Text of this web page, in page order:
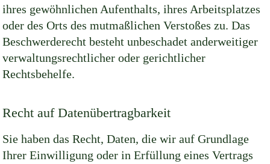
ihres gewöhnlichen Aufenthalts, ihres Arbeitsplatzes
oder des Orts des mutmaßlichen Verstoßes zu. Das
Beschwerderecht besteht unbeschadet anderweitiger
verwaltungsrechtlicher oder gerichtlicher
Rechtsbehelfe.
Recht auf Datenübertragbarkeit
Sie haben das Recht, Daten, die wir auf Grundlage
Ihrer Einwilligung oder in Erfüllung eines Vertrags